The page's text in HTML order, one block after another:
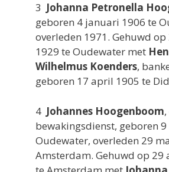
3 Johanna Petronella
geboren 4 januari 1906 te
overleden 1971. Gehuwd
1929 te Oudewater met
Wilhelmus Koenders,
geboren 17 april 1905 te
4 Johannes Hoogenboom
bewakingsdienst, geboren
Oudewater, overleden 29
Amsterdam. Gehuwd op 29